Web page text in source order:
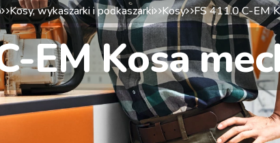
Kosy, wykaszarki i podkaszarki Kosy FS 411.0 C-EM
EM Kosa